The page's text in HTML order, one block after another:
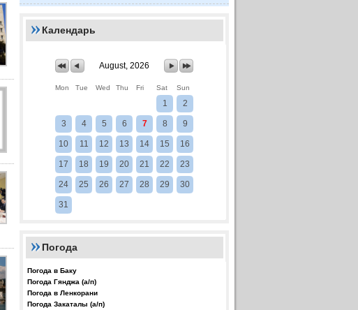
Календарь
August, 2026
Mon Tue Wed Thu Fri Sat Sun
1 2
3 4 5 6 7 8 9
10 11 12 13 14 15 16
17 18 19 20 21 22 23
24 25 26 27 28 29 30
31
Погода
Погода в Баку
Погода Гянджа (а/п)
Погода в Ленкорани
Погода Закаталы (а/п)